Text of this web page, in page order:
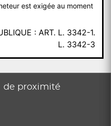
est exigée au moment
: ART. L. 3342-1.
L. 3342-3
de proximité